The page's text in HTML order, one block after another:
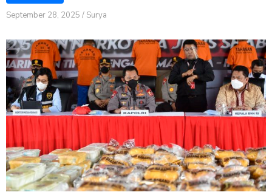
September 28, 2025 / Surya